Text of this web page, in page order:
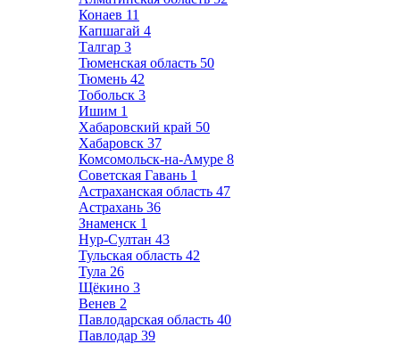
Конаев 11
Капшагай 4
Талгар 3
Тюменская область 50
Тюмень 42
Тобольск 3
Ишим 1
Хабаровский край 50
Хабаровск 37
Комсомольск-на-Амуре 8
Советская Гавань 1
Астраханская область 47
Астрахань 36
Знаменск 1
Нур-Султан 43
Тульская область 42
Тула 26
Щёкино 3
Венев 2
Павлодарская область 40
Павлодар 39